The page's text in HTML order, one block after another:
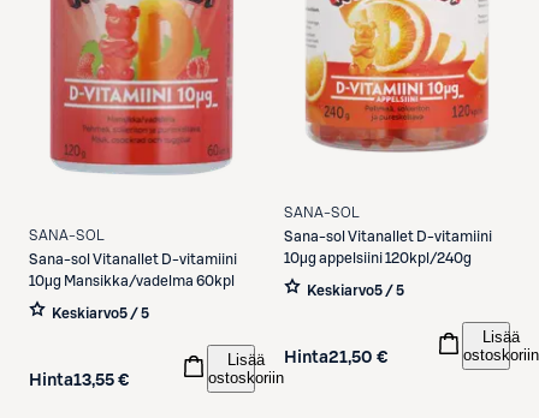
SANA-SOL
Sana-sol Vitanallet D-vitamiini
10µg Mansikka/vadelma 60kpl
Keskiarvo5 / 5
Hinta13,55 €
Lisää
ostoskoriin
SANA-SOL
Sana-sol Vitanallet D-vitamiini
10µg appelsiini 120kpl/240g
Keskiarvo5 / 5
Hinta21,50 €
Lisää
ostoskoriin